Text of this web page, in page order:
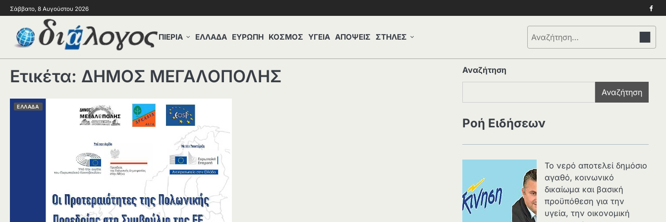
Σάββατο, 8 Αυγούστου 2026
ΠΙΕΡΙΑ ΕΛΛΑΔΑ ΕΥΡΩΠΗ ΚΟΣΜΟΣ ΥΓΕΙΑ ΑΠΟΨΕΙΣ ΣΤΗΛΕΣ
Αναζήτηση
για:
Ετικέτα: ΔΗΜΟΣ ΜΕΓΑΛΟΠΟΛΗΣ
ΕΛΛΑΔΑ
Αναζήτηση
Αναζήτηση
Ροή Ειδήσεων
Το νερό αποτελεί δημόσιο
αγαθό, κοινωνικό
δικαίωμα και βασική
προϋπόθεση για την
υγεία, την οικονομική